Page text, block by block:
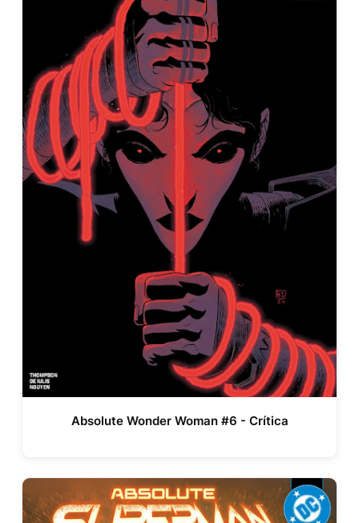
Absolute Wonder Woman #6 - Crítica